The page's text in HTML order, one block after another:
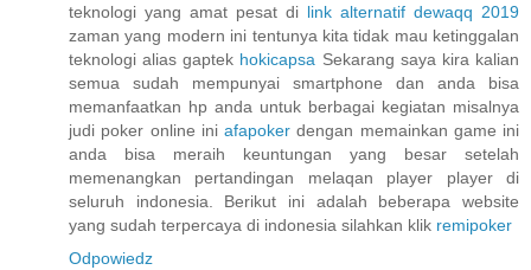
teknologi yang amat pesat di link alternatif dewaqq 2019
zaman yang modern ini tentunya kita tidak mau ketinggalan
teknologi alias gaptek hokicapsa Sekarang saya kira kalian
semua sudah mempunyai smartphone dan anda bisa
memanfaatkan hp anda untuk berbagai kegiatan misalnya
judi poker online ini afapoker dengan memainkan game ini
anda bisa meraih keuntungan yang besar setelah
memenangkan pertandingan melaqan player player di
seluruh indonesia. Berikut ini adalah beberapa website
yang sudah terpercaya di indonesia silahkan klik remipoker
Odpowiedz